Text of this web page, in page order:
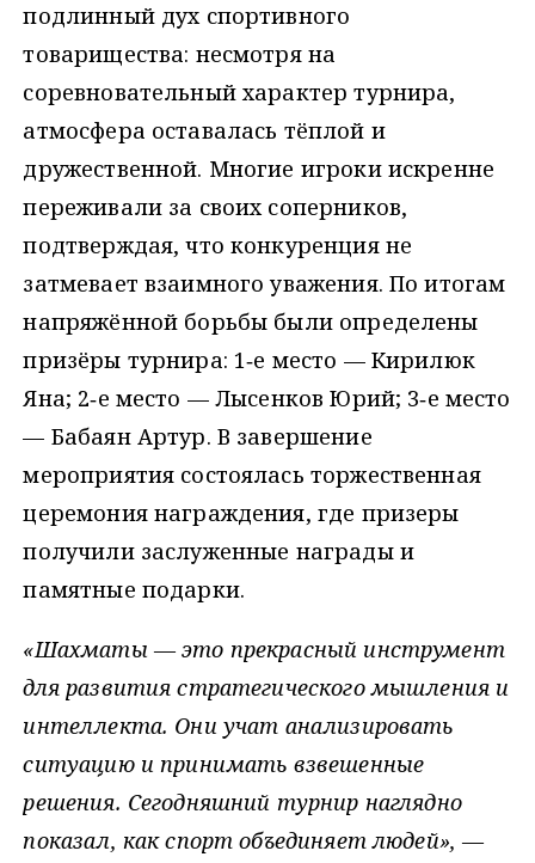
подлинный дух спортивного
товарищества: несмотря на
соревновательный характер турнира,
атмосфера оставалась тёплой и
дружественной. Многие игроки искренне
переживали за своих соперников,
подтверждая, что конкуренция не
затмевает взаимного уважения. По итогам
напряжённой борьбы были определены
призёры турнира: 1‑е место — Кирилюк
Яна; 2‑е место — Лысенков Юрий; 3‑е место
— Бабаян Артур. В завершение
мероприятия состоялась торжественная
церемония награждения, где призеры
получили заслуженные награды и
памятные подарки.
«Шахматы — это прекрасный инструмент
для развития стратегического мышления и
интеллекта. Они учат анализировать
ситуацию и принимать взвешенные
решения. Сегодняшний турнир наглядно
показал, как спорт объединяет людей», —